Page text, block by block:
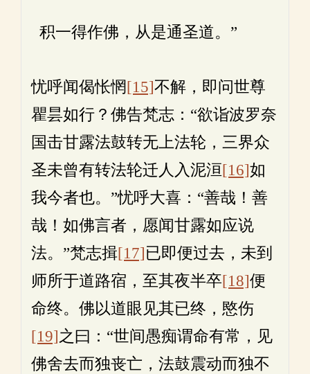
积一得作佛，从是通圣道。”
忧呼闻偈怅惘[15]不解，即问世尊
瞿昙如行？佛告梵志：“欲诣波罗奈
国击甘露法鼓转无上法轮，三界众
圣未曾有转法轮迁人入泥洹[16]如
我今者也。”忧呼大喜：“善哉！善
哉！如佛言者，愿闻甘露如应说
法。”梵志揖[17]已即便过去，未到
师所于道路宿，至其夜半卒[18]便
命终。佛以道眼见其已终，愍伤
[19]之曰：“世间愚痴谓命有常，见
佛舍去而独丧亡，法鼓震动而独不